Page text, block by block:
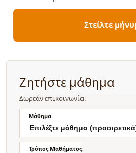
Στείλτε
Ζητήστε μάθημα
Δωρεάν επικοινωνία.
Μάθημα
Τρόπος Μαθήματος